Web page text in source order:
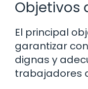
Objetivos
El principal
garantizar
dignas y
trabajadores